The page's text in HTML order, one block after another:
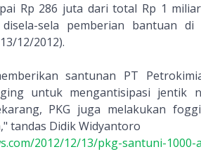
Rp 286 juta dari total Rp 1
sela pemberian bantuan di
12/2012).
santunan PT
untuk mengantisipasi jentik
PKG juga melakukan
tandas Didik Widyantoro
2012/12/13/pkg-santuni-1000-